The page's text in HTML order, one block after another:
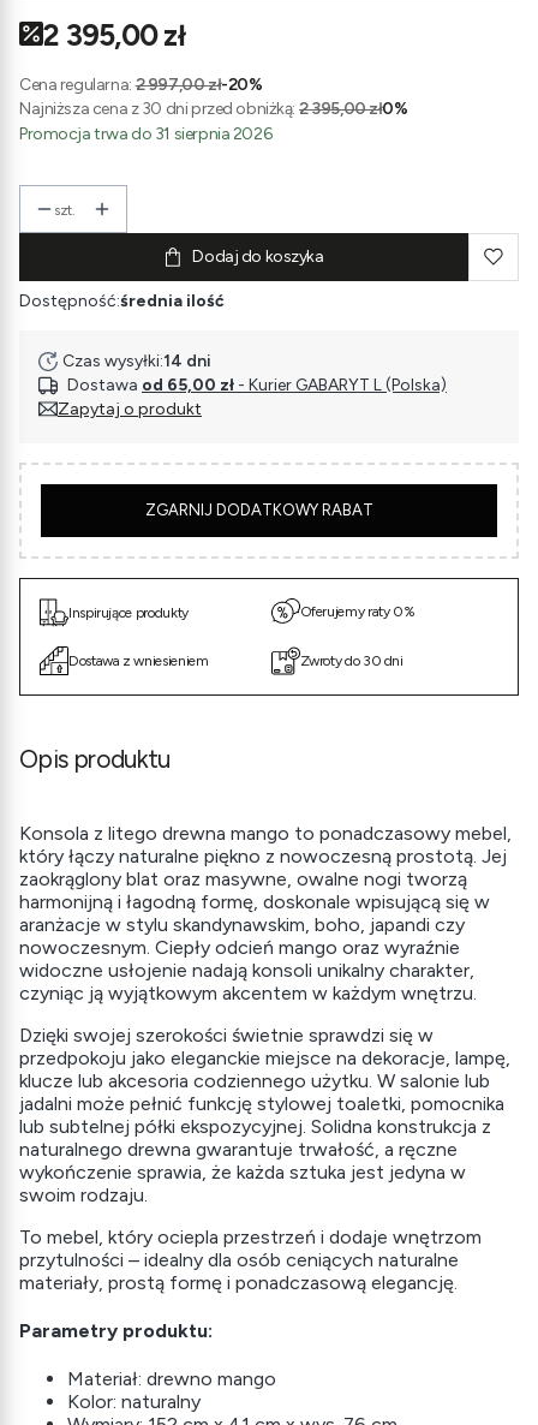
2 395,00 zł
Cena regularna: 2 997,00 zł-20%
Najniższa cena z 30 dni przed obniżką: 2 395,00 zł0%
Promocja trwa do 31 sierpnia 2026
szt.
Dodaj do koszyka
Dostępność:średnia ilość
Czas wysyłki:14 dni
Dostawa od 65,00 zł - Kurier GABARYT L (Polska)
Zapytaj o produkt
ZGARNIJ DODATKOWY RABAT
Inspirujące produkty
Dostawa z wniesieniem
Oferujemy raty 0%
Zwroty do 30 dni
Opis produktu
Konsola z litego drewna mango to ponadczasowy mebel,
który łączy naturalne piękno z nowoczesną prostotą. Jej
zaokrąglony blat oraz masywne, owalne nogi tworzą
harmonijną i łagodną formę, doskonale wpisującą się w
aranżacje w stylu skandynawskim, boho, japandi czy
nowoczesnym. Ciepły odcień mango oraz wyraźnie
widoczne usłojenie nadają konsoli unikalny charakter,
czyniąc ją wyjątkowym akcentem w każdym wnętrzu.
Dzięki swojej szerokości świetnie sprawdzi się w
przedpokoju jako eleganckie miejsce na dekoracje, lampę,
klucze lub akcesoria codziennego użytku. W salonie lub
jadalni może pełnić funkcję stylowej toaletki, pomocnika
lub subtelnej półki ekspozycyjnej. Solidna konstrukcja z
naturalnego drewna gwarantuje trwałość, a ręczne
wykończenie sprawia, że każda sztuka jest jedyna w
swoim rodzaju.
To mebel, który ociepla przestrzeń i dodaje wnętrzom
przytulności – idealny dla osób ceniących naturalne
materiały, prostą formę i ponadczasową elegancję.
Parametry produktu:
Materiał: drewno mango
Kolor: naturalny